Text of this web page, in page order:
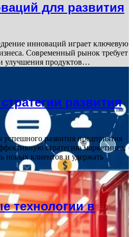
для развития
инноваций играет ключевую
Современный рынок требует
улучшения продуктов…
развития
успешного развития предприятия
стратегию маркетинга,
новых клиентов и удержать
технологии в